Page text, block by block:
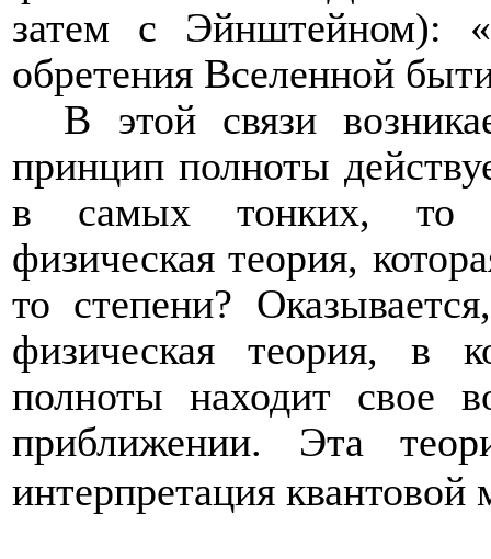
затем с Эйнштейном):
обретения Вселенной
В этой связи
принцип полноты
в самых тонких, то
физическая теория,
то степени?
физическая теория, в
полноты находит свое
приближении. Эта
интерпретация квантовой